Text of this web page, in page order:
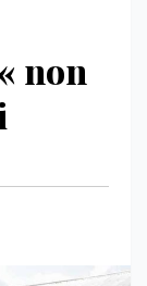
non